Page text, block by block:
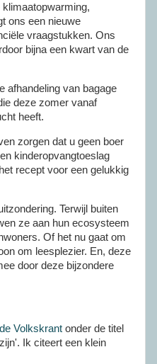
ons een nieuwe
vraagstukken. Ons
bijna een kwart van de
afhandeling van bagage
deze zomer vanaf
heeft.
zorgen dat u geen boer
kinderopvangtoeslag
recept voor een gelukkig
Terwijl buiten
ze aan hun ecosysteem
Of het nu gaat om
om leesplezier. En, deze
door deze bijzondere
Volkskrant onder de titel
Ik citeert een klein